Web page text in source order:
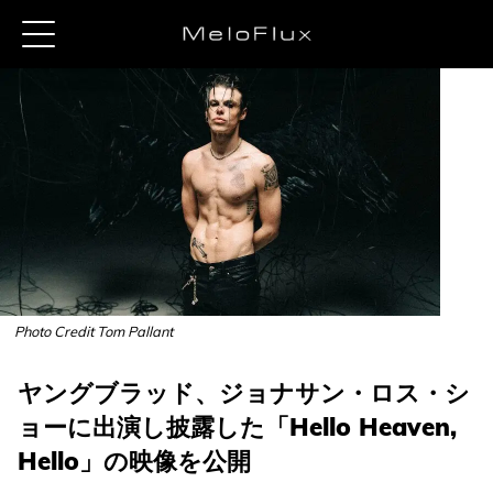
Photo Credit Tom Pallant
ヤングブラッド、ジョナサン・ロス・シ
ョーに出演し披露した「Hello Heaven,
Hello」の映像を公開